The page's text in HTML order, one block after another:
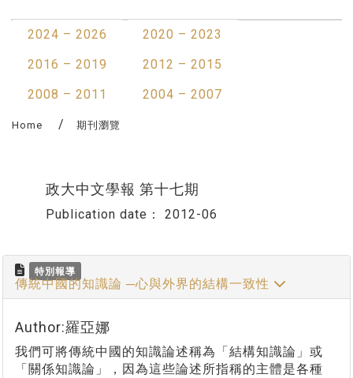
2024 – 2026
2020 – 2023
2016 – 2019
2012 – 2015
2008 – 2011
2004 – 2007
Home 期刊瀏覽
政大中文學報 第十七期
Publication date： 2012-06
特別報導
傳統中國的知識論 ─心與外界的結構一致性
Author:羅亞娜
我們可將傳統中國的知識論述稱為「結構知識論」或
「關係知識論」，因為這些論述所指稱的主體是各種